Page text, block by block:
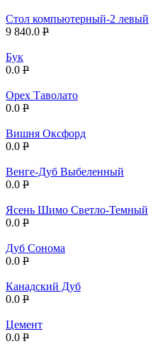
Стол компьютерный-2 левый
9 840.0 P
Бук
0.0 P
Орех Таволато
0.0 P
Вишня Оксфорд
0.0 P
Венге-Дуб Выбеленный
0.0 P
Ясень Шимо Светло-Темный
0.0 P
Дуб Сонома
0.0 P
Канадский Дуб
0.0 P
Цемент
0.0 P